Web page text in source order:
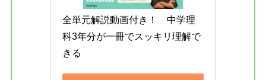
全単元解説動画付き！　中学理
科3年分が一冊でスッキリ理解で
きる